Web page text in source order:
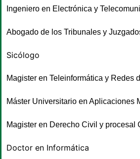
Ingeniero en Electrónica y
Abogado de los Tribunales y
Sicólogo
Magister en Teleinformática y Redes
Máster Universitario en Aplicaciones
Magister en Derecho Civil y procesal
Doctor en Informática